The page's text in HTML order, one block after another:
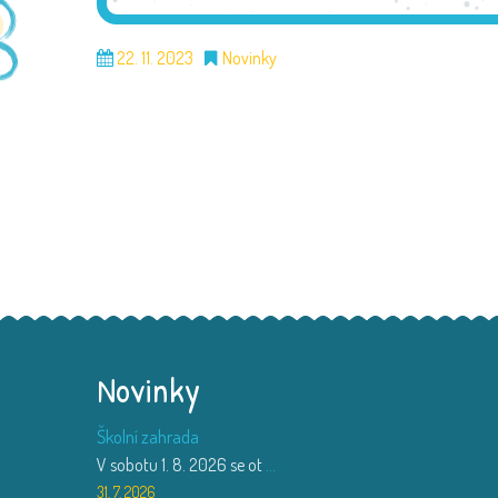
22. 11. 2023 Novinky
Novinky
Školní zahrada
V sobotu 1. 8. 2026 se ot
31. 7. 2026